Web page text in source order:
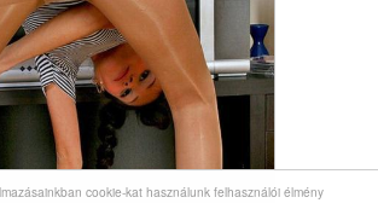
cookie-kat használunk felhasználói élmény